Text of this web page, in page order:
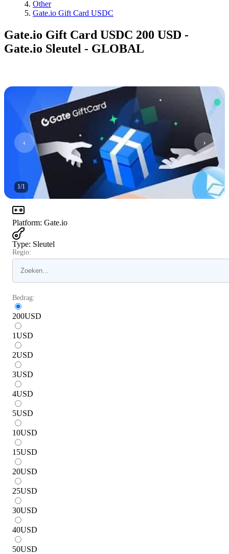
Other
Gate.io Gift Card USDC
Gate.io Gift Card USDC 200 USD -
Gate.io Sleutel - GLOBAL
1/1
Platform: Gate.io
Type: Sleutel
Regio:
Bedrag:
200USD
1USD
2USD
3USD
4USD
5USD
10USD
15USD
20USD
25USD
30USD
40USD
50USD